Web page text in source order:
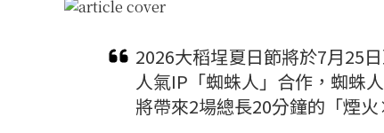
2026大稻埕夏日節將於7月25
人氣IP「蜘蛛人」合作，蜘蛛
將帶來2場總長20分鐘的「煙